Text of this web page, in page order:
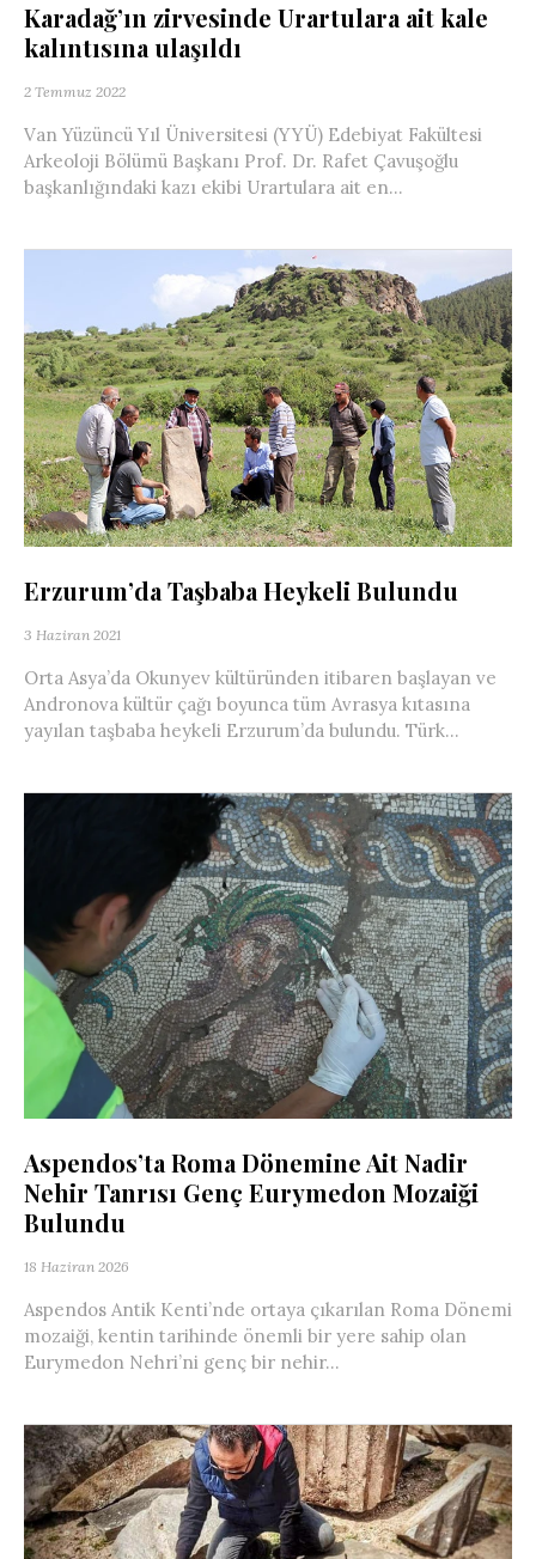
Karadağ’ın zirvesinde Urartulara ait kale
kalıntısına ulaşıldı
2 Temmuz 2022
Van Yüzüncü Yıl Üniversitesi (YYÜ) Edebiyat Fakültesi
Arkeoloji Bölümü Başkanı Prof. Dr. Rafet Çavuşoğlu
başkanlığındaki kazı ekibi Urartulara ait en...
Erzurum’da Taşbaba Heykeli Bulundu
3 Haziran 2021
Orta Asya’da Okunyev kültüründen itibaren başlayan ve
Andronova kültür çağı boyunca tüm Avrasya kıtasına
yayılan taşbaba heykeli Erzurum’da bulundu. Türk...
Aspendos’ta Roma Dönemine Ait Nadir
Nehir Tanrısı Genç Eurymedon Mozaiği
Bulundu
18 Haziran 2026
Aspendos Antik Kenti’nde ortaya çıkarılan Roma Dönemi
mozaiği, kentin tarihinde önemli bir yere sahip olan
Eurymedon Nehri’ni genç bir nehir...